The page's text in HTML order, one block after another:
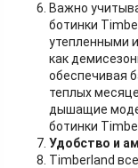
Важно
ботинки
утепленными
как
обеспечивая
теплых
дышащие
ботинки
Удобство и
Timberland